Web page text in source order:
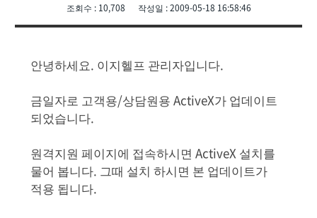
조회수 : 10,708 작성일 : 2009-05-18 16:58:46
안녕하세요. 이지헬프 관리자입니다.
금일자로 고객용/상담원용 ActiveX가 업데이트
되었습니다.
원격지원 페이지에 접속하시면 ActiveX 설치를
물어 봅니다. 그때 설치 하시면 본 업데이트가
적용 됩니다.